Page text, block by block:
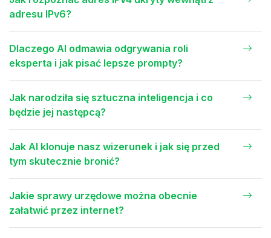
adresu IPv6?
Dlaczego AI odmawia odgrywania roli
eksperta i jak pisać lepsze prompty?
Jak narodziła się sztuczna inteligencja i co
będzie jej następcą?
Jak AI klonuje nasz wizerunek i jak się przed
tym skutecznie bronić?
Jakie sprawy urzędowe można obecnie
załatwić przez internet?